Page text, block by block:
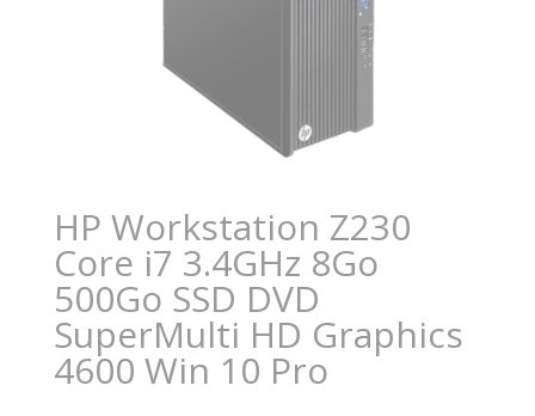
HP Workstation Z230
Core i7 3.4GHz 8Go
500Go SSD DVD
SuperMulti HD Graphics
4600 Win 10 Pro